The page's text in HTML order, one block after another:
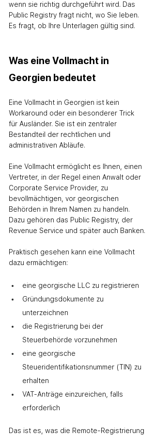
wenn sie richtig durchgeführt wird. Das
Public Registry fragt nicht, wo Sie leben.
Es fragt, ob Ihre Unterlagen gültig sind.
Was eine Vollmacht in
Georgien bedeutet
Eine Vollmacht in Georgien ist kein
Workaround oder ein besonderer Trick
für Ausländer. Sie ist ein zentraler
Bestandteil der rechtlichen und
administrativen Abläufe.
Eine Vollmacht ermöglicht es Ihnen, einen
Vertreter, in der Regel einen Anwalt oder
Corporate Service Provider, zu
bevollmächtigen, vor georgischen
Behörden in Ihrem Namen zu handeln.
Dazu gehören das Public Registry, der
Revenue Service und später auch Banken.
Praktisch gesehen kann eine Vollmacht
dazu ermächtigen:
eine georgische LLC zu registrieren
Gründungsdokumente zu
unterzeichnen
die Registrierung bei der
Steuerbehörde vorzunehmen
eine georgische
Steueridentifikationsnummer (TIN) zu
erhalten
VAT‑Anträge einzureichen, falls
erforderlich
Das ist es, was die Remote-Registrierung